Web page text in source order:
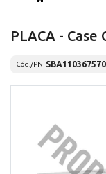
PLACA - Case
Cód./PN SBA110367570